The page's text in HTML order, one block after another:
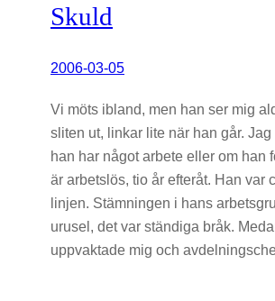
Skuld
2006-03-05
Vi möts ibland, men han ser mig
sliten ut, linkar lite när han går.
han har något arbete eller om han
är arbetslös, tio år efteråt. Han var
linjen. Stämningen i hans
urusel, det var ständiga bråk.
uppvaktade mig och